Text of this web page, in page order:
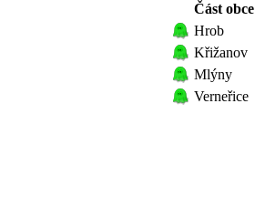
Část obce
Hrob
Křižanov
Mlýny
Verneřice